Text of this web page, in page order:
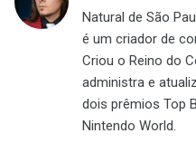
Natural de São
é um criador de
Criou o Reino do
administra e
dois prêmios Top
Nintendo World.